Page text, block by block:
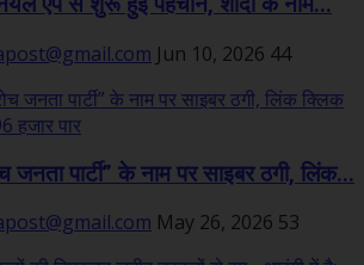
Jun 10, 2026 44
जनता पार्टी” के नाम पर साइबर ठगी, लिंक...
May 26, 2026 53